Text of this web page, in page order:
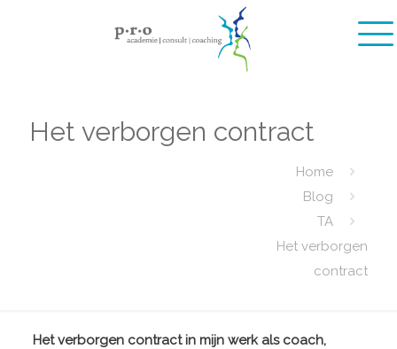
Het verborgen contract
Home
Blog
TA
Het verborgen
contract
Het verborgen contract in mijn werk als coach,